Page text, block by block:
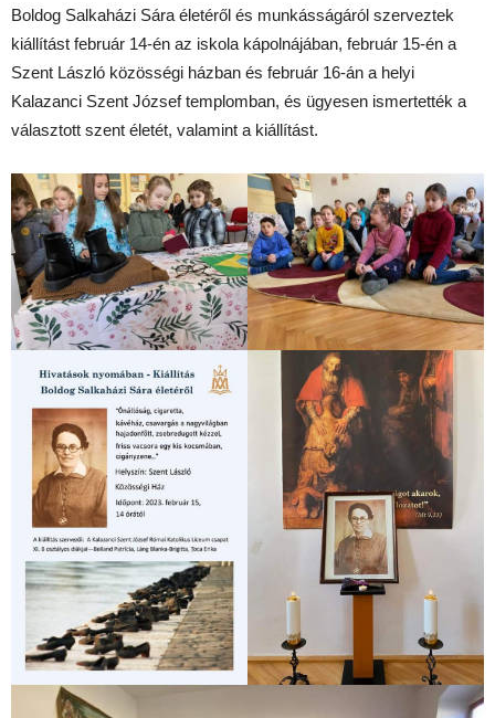
Boldog Salkaházi Sára életéről és munkásságáról szerveztek
kiállítást február 14-én az iskola kápolnájában, február 15-én a
Szent László közösségi házban és február 16-án a helyi
Kalazanci Szent József templomban, és ügyesen ismertették a
választott szent életét, valamint a kiállítást.